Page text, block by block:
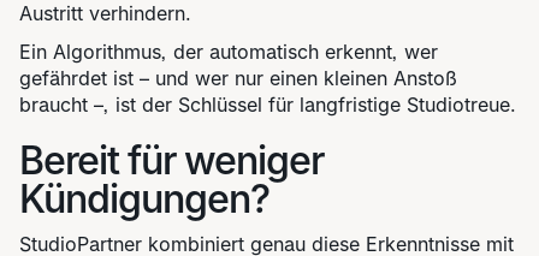
Austritt verhindern.
Ein Algorithmus, der automatisch erkennt, wer
gefährdet ist – und wer nur einen kleinen Anstoß
braucht –, ist der Schlüssel für langfristige Studiotreue.
Bereit für weniger
Kündigungen?
StudioPartner kombiniert genau diese Erkenntnisse mit